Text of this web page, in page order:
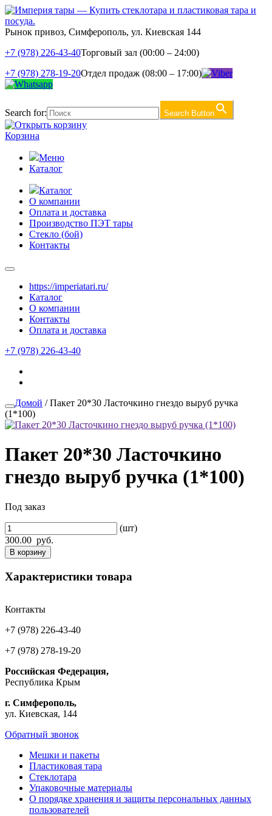
Рынок привоз, Симферополь, ул. Киевская 144
+7 (978) 226-43-40Торговый зал (00:00 – 24:00)
+7 (978) 278-19-20Отдел продаж (08:00 – 17:00)
Search for: Search Button
Корзина
Меню
Каталог
Каталог
О компании
Оплата и доставка
Производство ПЭТ тары
Стекло (бой)
Контакты
https://imperiatari.ru/
Каталог
О компании
Контакты
Оплата и доставка
+7 (978) 226-43-40
Домой / Пакет 20*30 Ласточкино гнездо выруб ручка
(1*100)
Пакет 20*30 Ласточкино
гнездо выруб ручка (1*100)
Под заказ
(шт)
300.00 руб.
В корзину
Характеристики товара
Контакты
+7 (978) 226-43-40
+7 (978) 278-19-20
Российская Федерация,
Республика Крым
г. Симферополь,
ул. Киевская, 144
Обратный звонок
Мешки и пакеты
Пластиковая тара
Стеклотара
Упаковочные материалы
О порядке хранения и защиты персональных данных
пользователей